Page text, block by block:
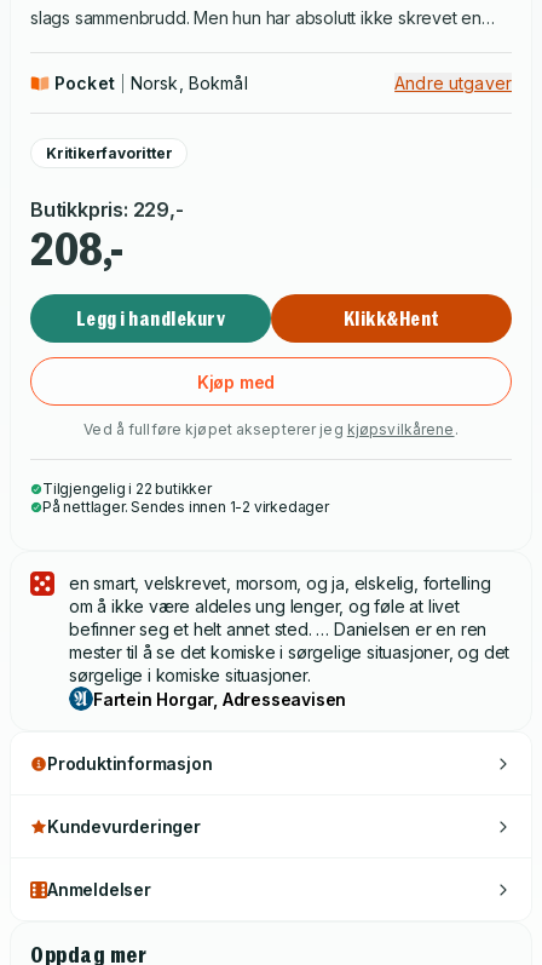
slags sammenbrudd. Men hun har absolutt ikke skrevet en
Pocket
Norsk, Bokmål Andre utgaver
Kritikerfavoritter
Butikkpris: 229,-
208,-
Legg i handlekurv Klikk&Hent
Kjøp med
Ved å fullføre kjøpet aksepterer jeg kjøpsvilkårene .
Tilgjengelig i 22 butikker
På nettlager. Sendes innen 1-2 virkedager
en smart, velskrevet, morsom, og ja, elskelig, fortelling
om å ikke være aldeles ung lenger, og føle at livet
befinner seg et helt annet sted. … Danielsen er en ren
mester til å se det komiske i sørgelige situasjoner, og det
sørgelige i komiske situasjoner.
Fartein Horgar, Adresseavisen
Produktinformasjon
Kundevurderinger
Anmeldelser
Oppdag mer